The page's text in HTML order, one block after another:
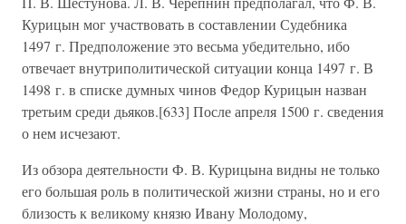
Курицын мог участвовать в составлении Судебника
1497 г. Предположение это весьма убедительно, ибо
отвечает внутриполитической ситуации конца 1497 г. В
1498 г. в списке думных чинов Федор Курицын назван
третьим среди дьяков.[633] После апреля 1500 г. сведения
о нем исчезают.
Из обзора деятельности Ф. В. Курицына видны не только
его большая роль в политической жизни страны, но и его
близость к великому князю Ивану Молодому,